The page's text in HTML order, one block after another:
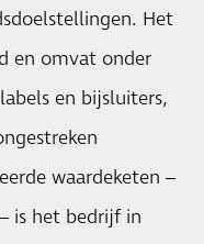
Het
en omvat onder
en bijsluiters,
waardeketen –
is het bedrijf in